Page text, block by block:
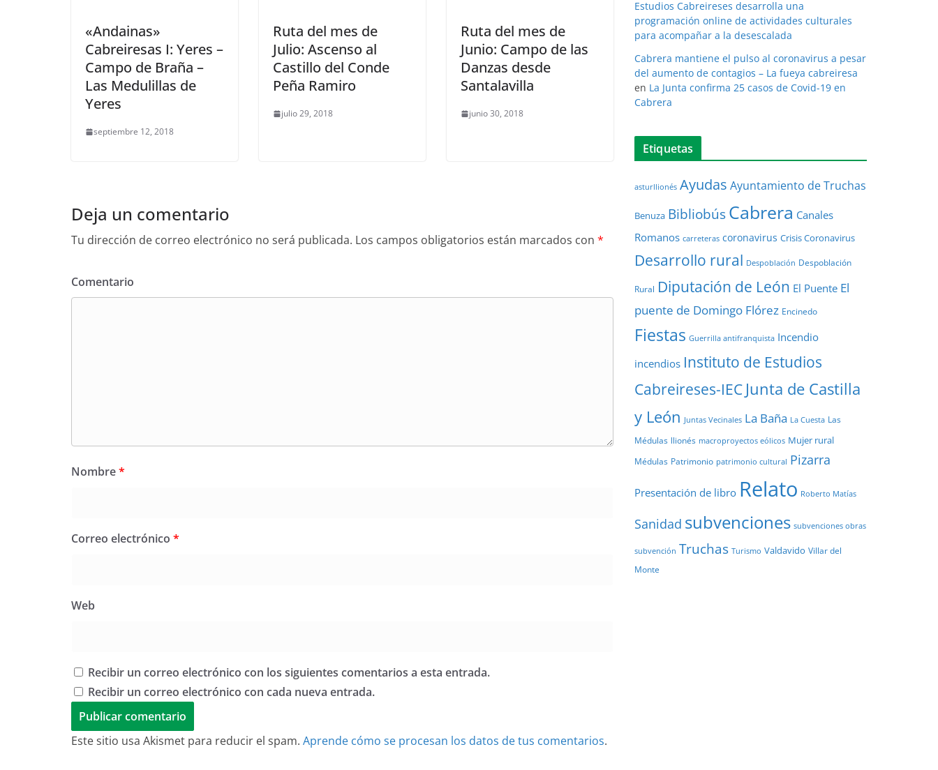
«Andainas»
Cabreiresas I: Yeres –
Campo de Braña –
Las Medulillas de
Yeres
septiembre 12, 2018
Ruta del mes de
Julio: Ascenso al
Castillo del Conde
Peña Ramiro
julio 29, 2018
Ruta del mes de
Junio: Campo de las
Danzas desde
Santalavilla
junio 30, 2018
Deja un comentario
Tu dirección de correo electrónico no será publicada. Los campos obligatorios están marcados con *
Comentario
Nombre*
Correo electrónico *
Web
Recibir un correo electrónico con los siguientes comentarios a esta entrada.
Recibir un correo electrónico con cada nueva entrada.
Este sitio usa Akismet para reducir el spam. Aprende cómo se procesan los datos de tus comentarios.
Estudios Cabreireses desarrolla una
programación online de actividades culturales
para acompañar a la desescalada
Cabrera mantiene el pulso al coronavirus a pesar
del aumento de contagios – La fueya cabreiresa
en La Junta confirma 25 casos de Covid-19 en
Cabrera
Etiquetas
asturllionés Ayudas Ayuntamiento de Truchas
Benuza BibliobúsCabrera Canales
Romanos carreteras coronavirus Crisis Coronavirus
Desarrollo rural Despoblación Despoblación
Rural Diputación de León El Puente El
puente de Domingo Flórez Encinedo
Fiestas Guerrilla antifranquista Incendio
incendios Instituto de Estudios
Cabreireses-IEC Junta de Castilla
y León Juntas Vecinales La Baña La Cuesta Las
Médulas llionés macroproyectos eólicos Mujer rural
Médulas Patrimonio patrimonio cultural Pizarra
Presentación de libro Relato Roberto Matías
Sanidad subvenciones subvenciones obras
subvención Truchas Turismo Valdavido Villar del
Monte